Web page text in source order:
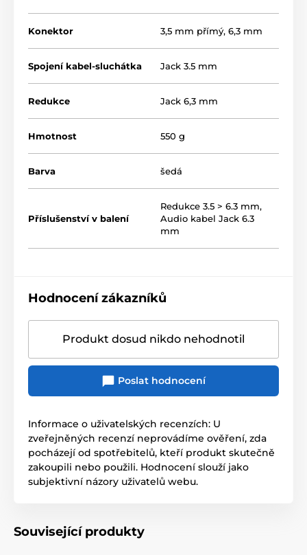
Konektor 3,5 mm přímý, 6,3 mm
Spojení kabel-sluchátka Jack 3.5 mm
Redukce Jack 6,3 mm
Hmotnost 550 g
Barva šedá
Příslušenství v balení
Redukce 3.5 > 6.3 mm,
Audio kabel Jack 6.3
mm
Hodnocení zákazníků
Produkt dosud nikdo nehodnotil
Poslat hodnocení
Informace o uživatelských recenzích: U
zveřejněných recenzí neprovádíme ověření, zda
pocházejí od spotřebitelů, kteří produkt skutečně
zakoupili nebo použili. Hodnocení slouží jako
subjektivní názory uživatelů webu.
Související produkty